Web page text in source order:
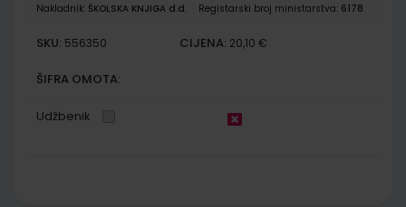
Nakladnik: ŠKOLSKA KNJIGA d.d. Registarski broj ministarstva: 6178
SKU: 556350 CIJENA: 20,10 €
ŠIFRA OMOTA:
Udžbenik